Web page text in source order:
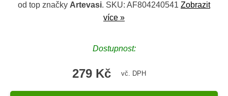
od top značky Artevasi. SKU: AF804240541 Zobrazit
více »
Dostupnost:
279 Kč vč. DPH